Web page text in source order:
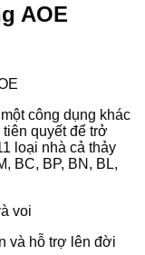
AOE
công dụng khác
quyết để trở
loại nhà cả thảy
BC, BP, BN, BL,
voi
và hỗ trợ lên đời